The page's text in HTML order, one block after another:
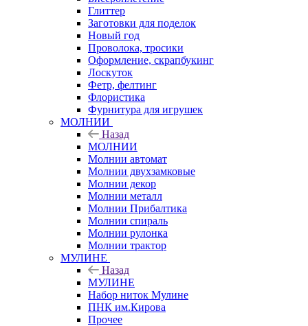
Глиттер
Заготовки для поделок
Новый год
Проволока, тросики
Оформление, скрапбукинг
Лоскуток
Фетр, фелтинг
Флористика
Фурнитура для игрушек
МОЛНИИ
Назад
МОЛНИИ
Молнии автомат
Молнии двухзамковые
Молнии декор
Молнии металл
Молнии Прибалтика
Молнии спираль
Молнии рулонка
Молнии трактор
МУЛИНЕ
Назад
МУЛИНЕ
Набор ниток Мулине
ПНК им.Кирова
Прочее